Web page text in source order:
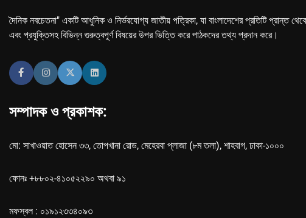
দৈনিক নবচেতনা" একটি আধুনিক ও নির্ভরযোগ্য জাতীয় পত্রিকা, যা বাংলাদেশের প্রতিটি প্রান্ত
এবং প্রযুক্তিসহ বিভিন্ন গুরুত্বপূর্ণ বিষয়ের উপর ভিত্তি করে পাঠকদের তথ্য প্রদান করে।
সম্পাদক ও প্রকাশক:
মো: সাখাওয়াত হোসেন ৩৩, তোপখানা রোড, মেহেরবা প্লাজা (৮ম তলা), শাহবাগ, ঢাকা-১০০০
ফোনঃ +৮৮০২-৪১০৫২২৯০ অথবা ৯১
মফস্বল : ০১৯১২৩৩৪০৯৩